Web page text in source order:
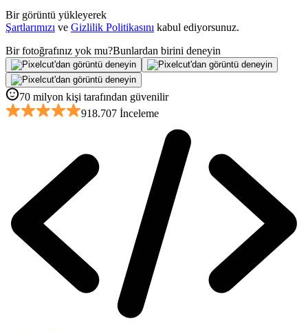
Bir görüntü yükleyerek
Şartlarımızı ve Gizlilik Politikasını kabul ediyorsunuz.
Bir fotoğrafınız yok mu?Bunlardan birini deneyin
70 milyon kişi tarafından güvenilir
918.707 İnceleme